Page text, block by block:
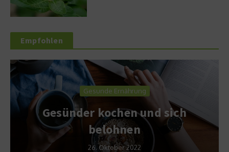
Empfohlen
Gesunde Ernährung
Gesünder kochen und sich
belohnen
26. Oktober 2022